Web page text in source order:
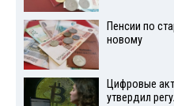
Пенсии по
новому
Цифровые
утвердил